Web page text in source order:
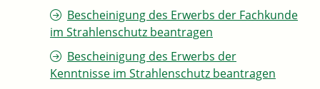
Bescheinigung des Erwerbs der Fachkunde
im Strahlenschutz beantragen
Bescheinigung des Erwerbs der
Kenntnisse im Strahlenschutz beantragen